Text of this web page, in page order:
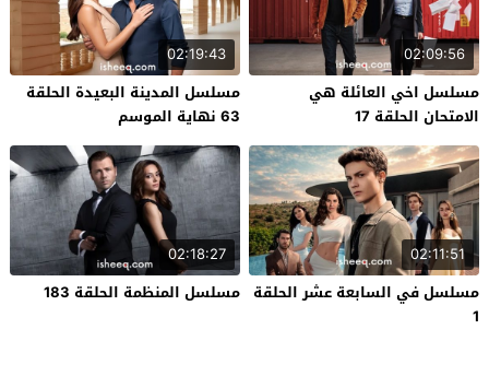
02:09:56
مسلسل اخي العائلة هي
الامتحان الحلقة 17
02:19:43
مسلسل المدينة البعيدة الحلقة
63 نهاية الموسم
02:11:51
مسلسل في السابعة عشر الحلقة
1
02:18:27
مسلسل المنظمة الحلقة 183